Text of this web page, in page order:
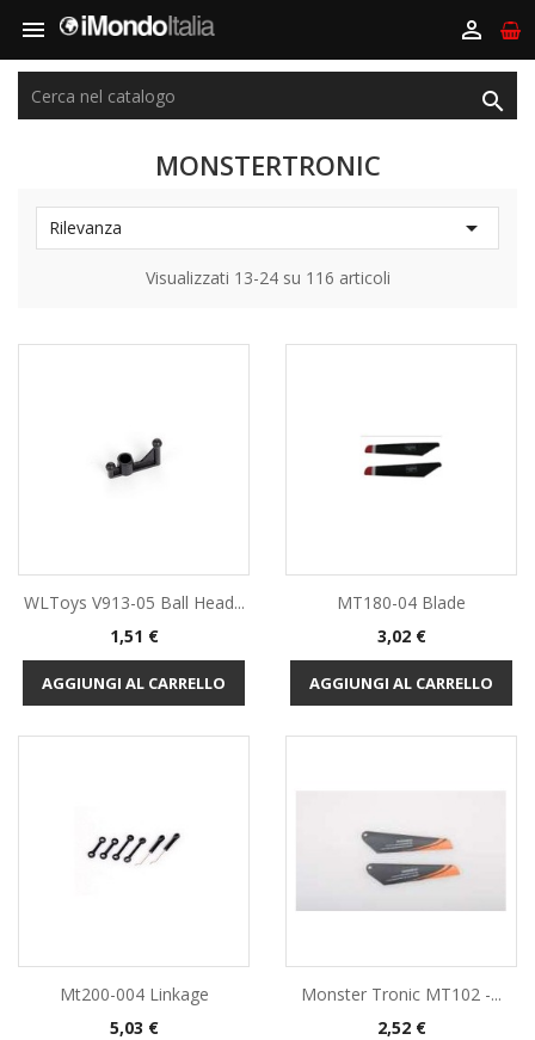
 

MONSTERTRONIC
Rilevanza 
Visualizzati 13-24 su 116 articoli
WLToys V913-05 Ball Head...
Prezzo
1,51 €
AGGIUNGI AL CARRELLO
MT180-04 Blade
Prezzo
3,02 €
AGGIUNGI AL CARRELLO
Mt200-004 Linkage
Prezzo
5,03 €
Monster Tronic MT102 -...
Prezzo
2,52 €